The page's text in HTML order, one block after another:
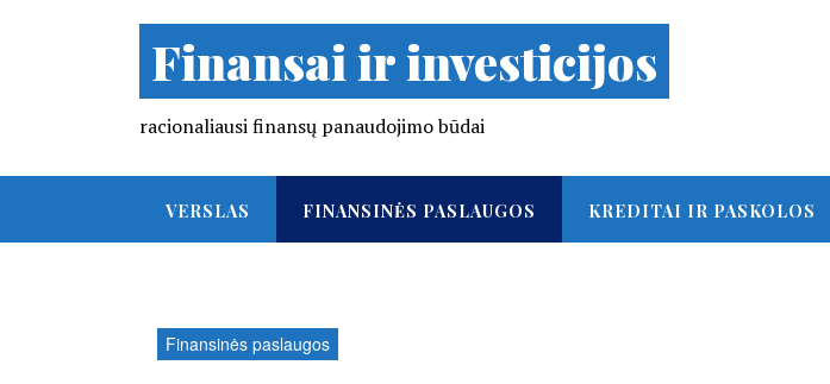
Finansai ir investicijos
racionaliausi finansų panaudojimo būdai
VERSLAS FINANSINĖS PASLAUGOS KREDITAI IR PASKOLOS
Finansinės paslaugos